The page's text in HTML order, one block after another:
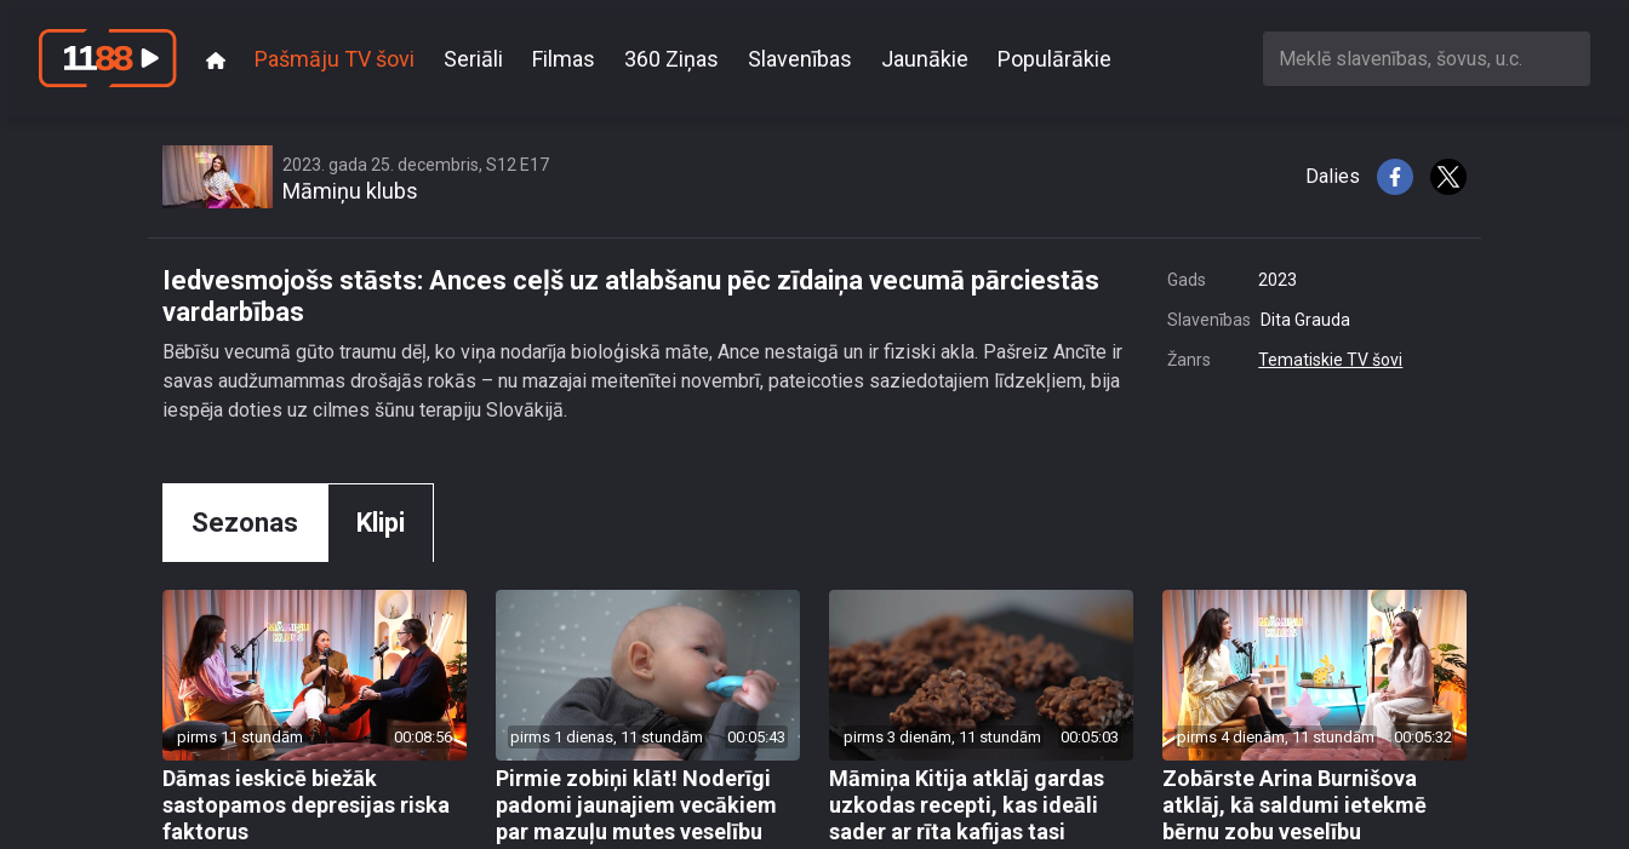
Pašmāju TV šovi Seriāli Filmas 360 Ziņas Slavenības Jaunākie Populārākie Meklē slavenības, šovus, u.c.
2023. gada 25. decembris, S12 E17
Māmiņu klubs
Dalies
Iedvesmojošs stāsts: Ances ceļš uz atlabšanu pēc zīdaiņa vecumā pārciestās
vardarbības
Bēbīšu vecumā gūto traumu dēļ, ko viņa nodarīja bioloģiskā māte, Ance nestaigā un ir fiziski akla. Pašreiz Ancīte ir
savas audžumammas drošajās rokās – nu mazajai meitenītei novembrī, pateicoties saziedotajiem līdzekļiem, bija
iespēja doties uz cilmes šūnu terapiju Slovākijā.
Gads 2023
Slavenības Dita Grauda
Žanrs Tematiskie TV šovi
Sezonas Klipi
pirms 11 stundām 00:08:56
Dāmas ieskicē biežāk
sastopamos depresijas riska
faktorus
pirms 1 dienas, 11 stundām 00:05:43
Pirmie zobiņi klāt! Noderīgi
padomi jaunajiem vecākiem
par mazuļu mutes veselību
pirms 3 dienām, 11 stundām 00:05:03
Māmiņa Kitija atklāj gardas
uzkodas recepti, kas ideāli
sader ar rīta kafijas tasi
pirms 4 dienām, 11 stundām 00:05:32
Zobārste Arina Burnišova
atklāj, kā saldumi ietekmē
bērnu zobu veselību